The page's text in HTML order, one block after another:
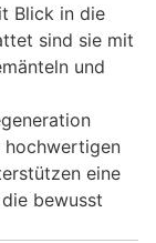
Blick in die
sind sie mit
und
hochwertigen
eine
bewusst